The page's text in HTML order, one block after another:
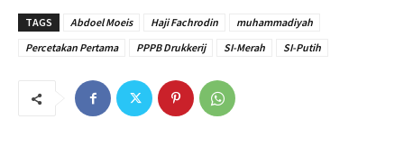
TAGS Abdoel Moeis Haji Fachrodin
muhammadiyah
Percetakan Pertama
PPPB Drukkerij SI-Merah SI-Putih